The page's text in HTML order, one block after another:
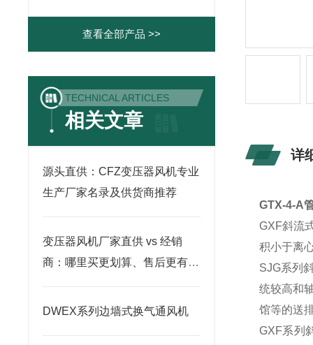
查看全部产品 >>
TECHNICAL ARTICLES
相关文章
源头直供：CFZ变压器风机专业
生产厂家名录及供货商推荐
变压器风机厂家直供 vs 经销
商：哪里买更划算、售后更有保
DWEX系列边墙式换气通风机
详
GTX-4-A
GXF斜流
积小于离
SJG系列
统较高和
馆等的送
GXF系列